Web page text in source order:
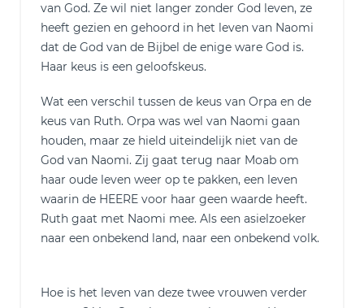
van God. Ze wil niet langer zonder God leven, ze
heeft gezien en gehoord in het leven van Naomi
dat de God van de Bijbel de enige ware God is.
Haar keus is een geloofskeus.
Wat een verschil tussen de keus van Orpa en de
keus van Ruth. Orpa was wel van Naomi gaan
houden, maar ze hield uiteindelijk niet van de
God van Naomi. Zij gaat terug naar Moab om
haar oude leven weer op te pakken, een leven
waarin de HEERE voor haar geen waarde heeft.
Ruth gaat met Naomi mee. Als een asielzoeker
naar een onbekend land, naar een onbekend volk.
Hoe is het leven van deze twee vrouwen verder